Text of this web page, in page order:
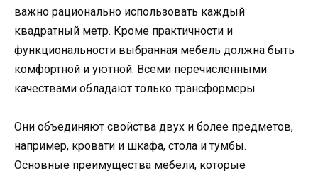
важно рационально использовать каждый
квадратный метр. Кроме практичности и
функциональности выбранная мебель должна быть
комфортной и уютной. Всеми перечисленными
качествами обладают только трансформеры
Они объединяют свойства двух и более предметов,
например, кровати и шкафа, стола и тумбы.
Основные преимущества мебели, которые